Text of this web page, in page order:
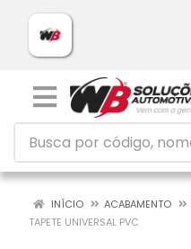
INÍCIO ACABAMENTO
TAPETE UNIVERSAL PVC